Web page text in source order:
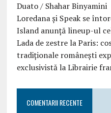
Duato / Shahar Binyamini
Loredana și Speak se
Island anunță lineup-ul
Lada de zestre la Paris:
tradiționale românești
exclusivistă la Librairie
COMENTARII RECENTE